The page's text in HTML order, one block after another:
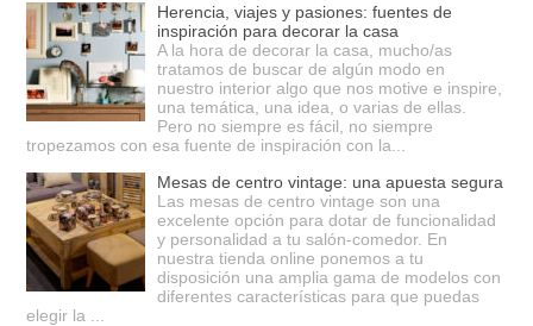
Herencia, viajes y pasiones: fuentes de
inspiración para decorar la casa
A la hora de decorar la casa, mucho/as
tratamos de buscar de algún modo en
nuestro interior algo que nos motive e inspire,
una temática, una idea, o varias de ellas.
Pero no siempre es fácil, no siempre
tropezamos con esa fuente de inspiración con la...
Mesas de centro vintage: una apuesta segura
Las mesas de centro vintage son una
excelente opción para dotar de funcionalidad
y personalidad a tu salón-comedor. En
nuestra tienda online ponemos a tu
disposición una amplia gama de modelos con
diferentes características para que puedas
elegir la ...